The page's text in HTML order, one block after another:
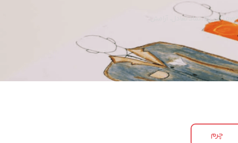
تابلو عشق و آرامش ماگنولیا: گلدان‌های سفید با شاخه‌های ماگنولیای صورتی و سنگ‌های ذن. کلمه “Love” در بالا. نماد تعادل، آرامش
چرم